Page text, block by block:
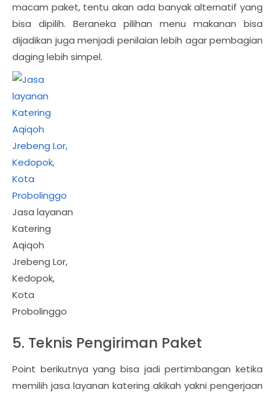
macam paket, tentu akan ada banyak alternatif yang
bisa dipilih. Beraneka pilihan menu makanan bisa
dijadikan juga menjadi penilaian lebih agar pembagian
daging lebih simpel.
Jasa layanan
Katering
Aqiqoh
Jrebeng Lor,
Kedopok,
Kota
Probolinggo
5. Teknis Pengiriman Paket
Point berikutnya yang bisa jadi pertimbangan ketika
memilih jasa layanan katering akikah yakni pengerjaan